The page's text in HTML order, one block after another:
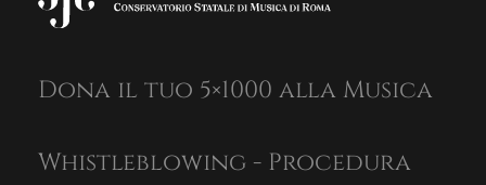
Dona il tuo 5×1000 alla Musica
Whistleblowing - Procedura